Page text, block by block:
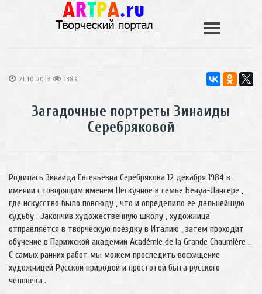
21.10.2013 1389
Загадочные портреты Зинаиды
Серебряковой
Родилась Зинаида Евгеньевна Серебрякова 12 декабря 1984 в
имении с говорящим именем Нескучное в семье Бенуа-Лансере ,
где искусство было повсюду , что и определило ее дальнейшую
судьбу . Закончив художественную школу , художница
отправляется в творческую поездку в Италию , затем проходит
обучение в Парижской академии Académie de la Grande Chaumière .
С самых ранних работ мы можем проследить восхищение
художницей Русской природой и простотой быта русского
человека .